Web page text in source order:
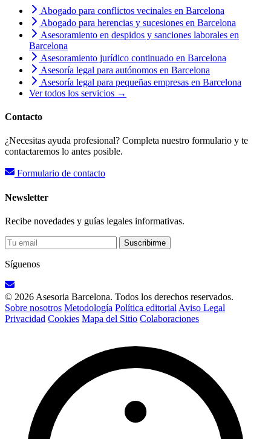
Abogado para conflictos vecinales en Barcelona
Abogado para herencias y sucesiones en Barcelona
Asesoramiento en despidos y sanciones laborales en
Barcelona
Asesoramiento jurídico continuado en Barcelona
Asesoría legal para autónomos en Barcelona
Asesoría legal para pequeñas empresas en Barcelona
Ver todos los servicios →
Contacto
¿Necesitas ayuda profesional? Completa nuestro formulario y te
contactaremos lo antes posible.
Formulario de contacto
Newsletter
Recibe novedades y guías legales informativas.
Suscribirme
Síguenos
© 2026 Asesoria Barcelona. Todos los derechos reservados.
Sobre nosotros Metodología Política editorial Aviso Legal
Privacidad Cookies Mapa del Sitio Colaboraciones